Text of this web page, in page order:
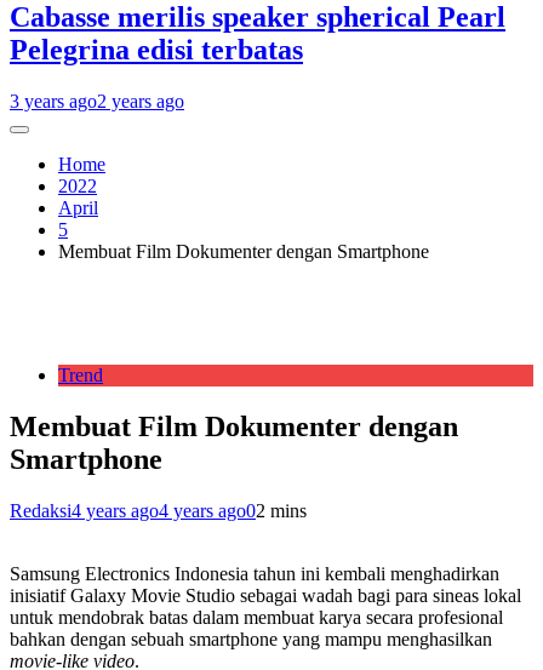
Cabasse merilis speaker spherical Pearl
Pelegrina edisi terbatas
3 years ago2 years ago
Home
2022
April
5
Membuat Film Dokumenter dengan Smartphone
Trend
Membuat Film Dokumenter dengan
Smartphone
Redaksi4 years ago4 years ago02 mins
Samsung Electronics Indonesia tahun ini kembali menghadirkan
inisiatif Galaxy Movie Studio sebagai wadah bagi para sineas lokal
untuk mendobrak batas dalam membuat karya secara profesional
bahkan dengan sebuah smartphone yang mampu menghasilkan
movie-like video.